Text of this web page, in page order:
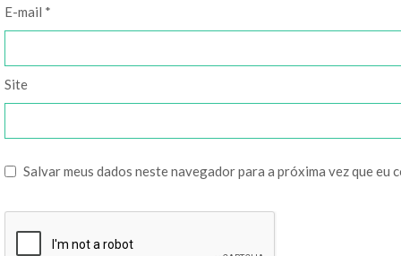
E-mail *
Site
Salvar meus dados neste navegador para a próxima vez que eu